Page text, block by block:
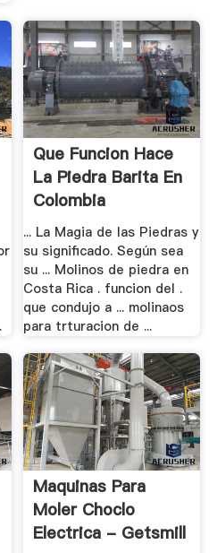
Que Funcion Hace
La Piedra Barita En
Colombia
... La Magia de las Piedras y
su significado. Según sea
su ... Molinos de piedra en
Costa Rica . funcion del .
que condujo a ... molinaos
para trturacion de ...
Maquinas Para
Moler Choclo
Electrica - Getsmill